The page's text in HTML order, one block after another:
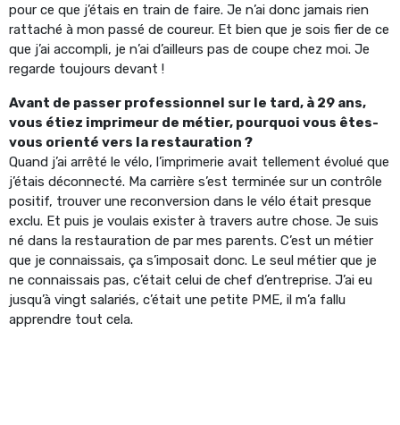
pour ce que j’étais en train de faire. Je n’ai donc jamais rien
rattaché à mon passé de coureur. Et bien que je sois fier de ce
que j’ai accompli, je n’ai d’ailleurs pas de coupe chez moi. Je
regarde toujours devant !
Avant de passer professionnel sur le tard, à 29 ans,
vous étiez imprimeur de métier, pourquoi vous êtes-
vous orienté vers la restauration ?
Quand j’ai arrêté le vélo, l’imprimerie avait tellement évolué que
j’étais déconnecté. Ma carrière s’est terminée sur un contrôle
positif, trouver une reconversion dans le vélo était presque
exclu. Et puis je voulais exister à travers autre chose. Je suis
né dans la restauration de par mes parents. C’est un métier
que je connaissais, ça s’imposait donc. Le seul métier que je
ne connaissais pas, c’était celui de chef d’entreprise. J’ai eu
jusqu’à vingt salariés, c’était une petite PME, il m’a fallu
apprendre tout cela.